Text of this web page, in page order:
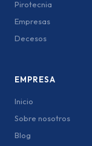
Pirotecnia
Empresas
Decesos
EMPRESA
Inicio
Sobre nosotros
Blog